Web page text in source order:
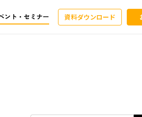
ント・セミナー 資料ダウンロード